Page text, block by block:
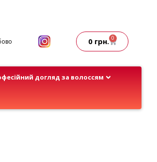
0 грн. 0
догляд за волоссям